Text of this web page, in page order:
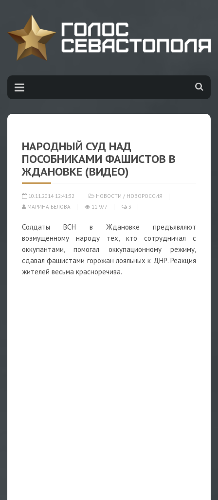
НАРОДНЫЙ СУД НАД
ПОСОБНИКАМИ ФАШИСТОВ В
ЖДАНОВКЕ (ВИДЕО)
10.11.2014 12:41:32 НОВОСТИ / НОВОРОССИЯ
МАРИНА БЕЛОВА
11 977 3
Солдаты ВСН в Ждановке предъявляют
возмущенному народу тех, кто сотрудничал с
оккупантами, помогал оккупационному режиму,
сдавал фашистами горожан лояльных к ДНР. Реакция
жителей весьма красноречива.